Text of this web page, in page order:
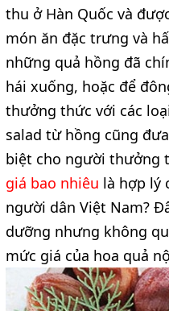
thu ở Hàn Quốc và
món ăn đặc trưng và
những quả hồng đã
hái xuống, hoặc để
thưởng thức với các
salad từ hồng cũng
biệt cho người thưởng
giá bao nhiêu là hợp lý
người dân Việt Nam?
dưỡng nhưng không
mức giá của hoa quả